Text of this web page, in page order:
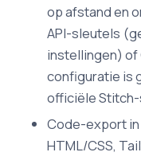
op afstand en
API-sleutels
instellingen) of
configuratie is
officiële
Code-export
HTML/CSS,